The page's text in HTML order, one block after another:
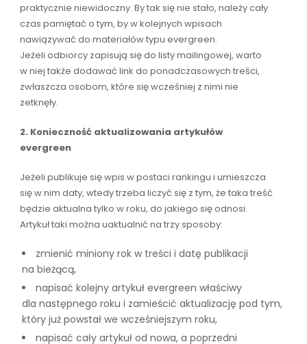
praktycznie niewidoczny. By tak się nie stało, należy cały
czas pamiętać o tym, by w kolejnych wpisach
nawiązywać do materiałów typu evergreen.
Jeżeli odbiorcy zapisują się do listy mailingowej, warto
w niej także dodawać link do ponadczasowych treści,
zwłaszcza osobom, które się wcześniej z nimi nie
zetknęły.
2. Konieczność aktualizowania artykułów
evergreen
Jeżeli publikuje się wpis w postaci rankingu i umieszcza
się w nim daty, wtedy trzeba liczyć się z tym, że taka treść
będzie aktualna tylko w roku, do jakiego się odnosi.
Artykuł taki można uaktualnić na trzy sposoby:
zmienić miniony rok w treści i datę publikacji
na bieżącą,
napisać kolejny artykuł evergreen właściwy
dla następnego roku i zamieścić aktualizację pod tym,
który już powstał we wcześniejszym roku,
napisać cały artykuł od nowa, a poprzedni